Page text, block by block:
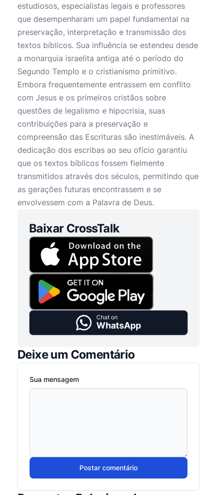
estudiosos, especialistas legais e professores
que desempenharam um papel fundamental na
preservação, interpretação e transmissão dos
textos bíblicos. Sua influência se estendeu desde
a monarquia israelita antiga até o período do
Segundo Templo e o cristianismo primitivo.
Embora frequentemente entrassem em conflito
com Jesus e os primeiros cristãos sobre
questões de legalismo e hipocrisia, suas
contribuições para a preservação e
compreensão das Escrituras são inestimáveis. A
dedicação dos escribas ao seu ofício garantiu
que os textos bíblicos fossem fielmente
transmitidos através dos séculos, permitindo que
as gerações futuras encontrassem e se
envolvessem com a Palavra de Deus.
Baixar CrossTalk
Chat on
WhatsApp
Deixe um Comentário
Sua mensagem
Postar comentário